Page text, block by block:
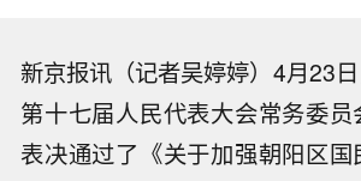
新京报讯（记者吴婷婷）4月23
第十七届人民代表大会常务委
表决通过了《关于加强朝阳区